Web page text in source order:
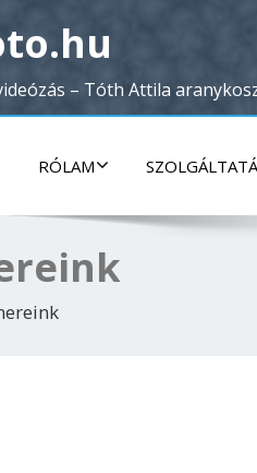
– Tóth Attila
RÓLAM